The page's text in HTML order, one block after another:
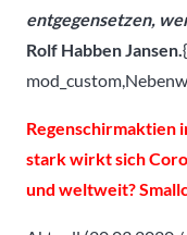
entgegensetzen,
Rolf Habben Jansen.
Regenschirmaktien
stark wirkt sich
und weltweit?